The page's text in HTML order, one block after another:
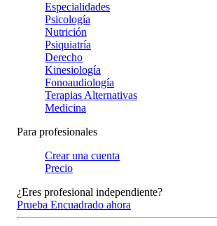
Especialidades
Psicología
Nutrición
Psiquiatría
Derecho
Kinesiología
Fonoaudiología
Terapias Alternativas
Medicina
Para profesionales
Crear una cuenta
Precio
¿Eres profesional independiente?
Prueba Encuadrado ahora